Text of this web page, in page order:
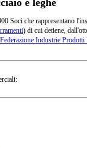
Soci che rappresentano
) di cui detiene,
Federazione Industrie